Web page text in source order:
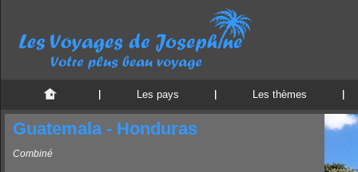
Les pays Les thèmes
Guatemala - Honduras
Combiné